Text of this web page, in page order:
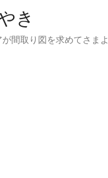
き
間取り図を求めてさま